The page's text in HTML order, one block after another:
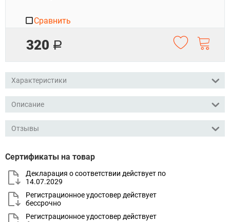
320 Р
Сравнить
Характеристики
Описание
Отзывы
Сертификаты на товар
Декларация о соответствии действует по
14.07.2029
Регистрационное удостовер действует
бессрочно
Регистрационное удостовер действует